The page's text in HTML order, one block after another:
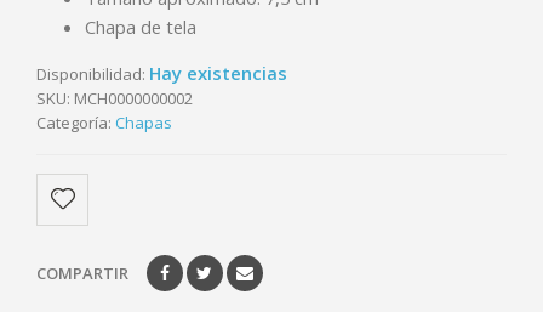
Chapa de tela
Disponibilidad: Hay existencias
SKU: MCH0000000002
Categoría: Chapas
COMPARTIR